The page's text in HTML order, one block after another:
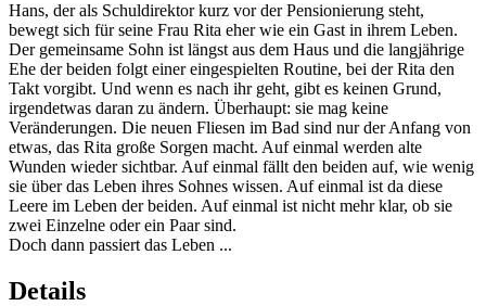
Hans, der als Schuldirektor kurz vor der Pensionierung steht,
bewegt sich für seine Frau Rita eher wie ein Gast in ihrem Leben.
Der gemeinsame Sohn ist längst aus dem Haus und die langjährige
Ehe der beiden folgt einer eingespielten Routine, bei der Rita den
Takt vorgibt. Und wenn es nach ihr geht, gibt es keinen Grund,
irgendetwas daran zu ändern. Überhaupt: sie mag keine
Veränderungen. Die neuen Fliesen im Bad sind nur der Anfang von
etwas, das Rita große Sorgen macht. Auf einmal werden alte
Wunden wieder sichtbar. Auf einmal fällt den beiden auf, wie wenig
sie über das Leben ihres Sohnes wissen. Auf einmal ist da diese
Leere im Leben der beiden. Auf einmal ist nicht mehr klar, ob sie
zwei Einzelne oder ein Paar sind.
Doch dann passiert das Leben ...
Details